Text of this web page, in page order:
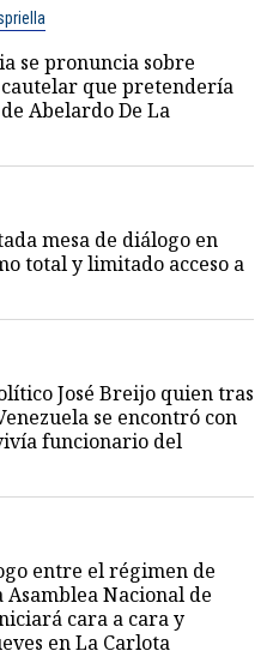
se pronuncia sobre
que pretendería
Abelardo De La
mesa de diálogo en
total y limitado acceso a
José Breijo quien tras
se encontró con
funcionario del
entre el régimen de
Nacional de
cara a cara y
en La Carlota